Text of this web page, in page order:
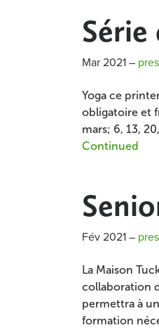
Série
Mar 2021–
Yoga ce
obligatoire et
mars; 6, 13,
Continued
Fév 2021–
La Maison
collaboration
permettra à
formation